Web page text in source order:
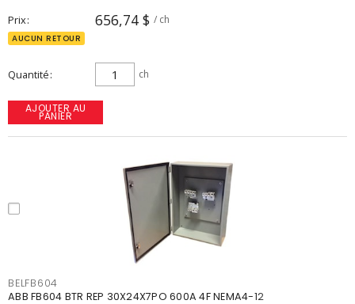
Prix 656,74 $ / ch
AUCUN RETOUR
Quantité ch
AJOUTER AU
PANIER
BELFB604
ABB FB604 BTR REP 30X24X7PO 600A 4F NEMA4-12